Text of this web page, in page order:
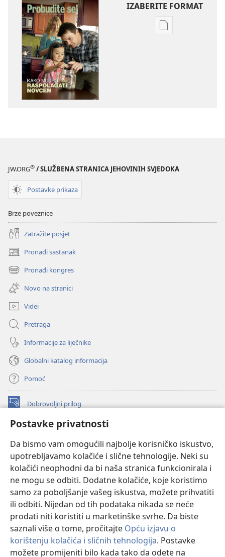
Postavke privatnosti
Da bismo vam omogućili najbolje korisničko iskustvo,
upotrebljavamo kolačiće i slične tehnologije. Neki su
kolačići neophodni da bi naša stranica funkcionirala i
ne mogu se odbiti. Dodatne kolačiće, koje koristimo
samo za poboljšanje vašeg iskustva, možete prihvatiti
ili odbiti. Nijedan od tih podataka nikada se neće
prodati niti koristiti u marketinške svrhe. Da biste
saznali više o tome, pročitajte Opću izjavu o
korištenju kolačića i sličnih tehnologija. Postavke
možete promijeniti bilo kada tako da odete na
IZABERITE FORMAT
Postavke
JW.ORG® / SLUŽBENA STRANICA JEHOVINIH SVJEDOKA
Postavke prikaza
Brze poveznice
Zatražite posjet
Pronađi sastanak
(otvara
se
novi
prozor)
Pronađi kongres
(otvara
se
novi
prozor)
Novo na stranici
Videi
Pretraga
Informacije za liječnike
Globalni katalog informacija
Pomoć
Dobrovoljni prilog
(otvara
novi
INTERNETSKA BIBLIOTEKA Watchtower
se
novi
prozor)
JW Hub
(otvara
se
novi
JW Library
Watchtower Library
Copyright© 2026 Watch Tower Bible and Tract Society of Pennsylvania.